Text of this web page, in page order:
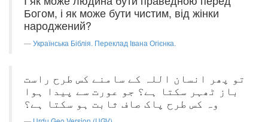
Богом, і як може бути чистим, від жінки
народжений?
Українська Біблія. Переклад Івана Огієнка.
تو پھر انسان اللہ کے سامنے کس طرح راست
باز ٹھہر سکتا ہے؟ جو عورت سے پیدا ہوا
وہ کس طرح پاک صاف ثابت ہو سکتا ہے؟